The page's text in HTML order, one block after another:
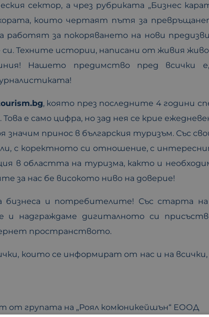
сектор, а чрез рубриката „Бизнес
които чертаят пътя за
за покоряването на нови
си. Техните истории, написани от живия
Нашето предимство пред всички
, която през последните 4 години
е само цифра, но зад нея се крие
значим принос в българския туризъм. Със
с коректното си отношение, с
в областта на туризма, както и
за нас бе високото ниво на доверие!
бизнеса и потребителите! Със старта
и надграждаме дигиталното си
пространството.
които се информират от нас и на
от групата на „Роял комюникейшън“ ЕООД